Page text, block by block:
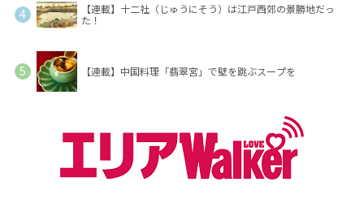
【連載】十二社（じゅうにそう）は江戸西郊の景勝地だっ
た！
【連載】中国料理「翡翠宮」で壁を跳ぶスープを